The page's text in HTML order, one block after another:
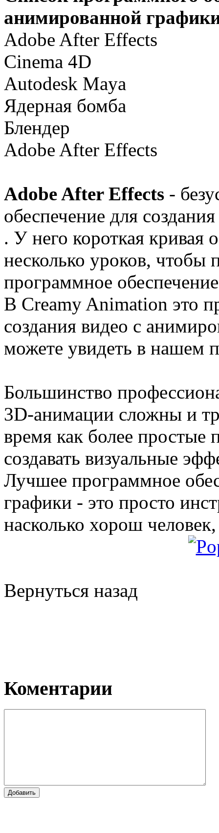
анимированной
Adobe After Effects
Cinema 4D
Autodesk Maya
Ядерная бомба
Блендер
Adobe After Effects
Adobe After Effects -
обеспечение для
. У него короткая кривая
несколько уроков, чтобы
программное
В Creamy Animation это
создания видео с
можете увидеть в нашем
Большинство
3D-анимации сложны и
время как более простые
создавать визуальные
Лучшее программное
графики - это просто
насколько хорош
Вернуться назад
Коментарии
Добавить